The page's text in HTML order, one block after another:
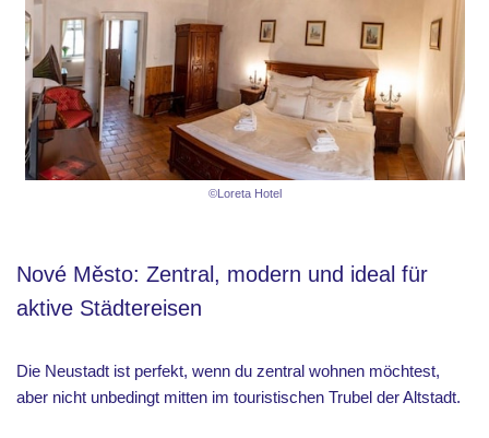
©Loreta Hotel
Nové Město: Zentral, modern und ideal für
aktive Städtereisen
Die Neustadt ist perfekt, wenn du zentral wohnen möchtest,
aber nicht unbedingt mitten im touristischen Trubel der Altstadt.